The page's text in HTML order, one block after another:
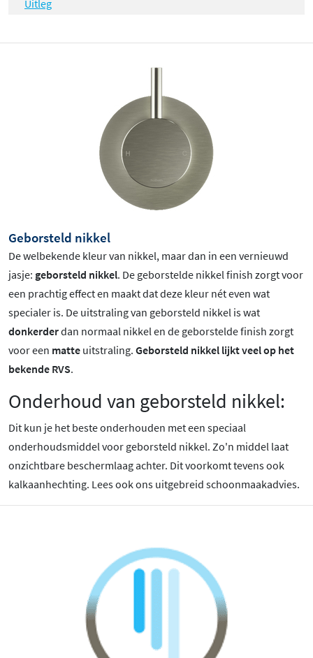
Uitleg
Geborsteld nikkel
De welbekende kleur van nikkel, maar dan in een vernieuwd
jasje: geborsteld nikkel. De geborstelde nikkel finish zorgt voor
een prachtig effect en maakt dat deze kleur nét even wat
specialer is. De uitstraling van geborsteld nikkel is wat
donkerderdan normaal nikkel en de geborstelde finish zorgt
voor een matte uitstraling. Geborsteld nikkel lijkt veel op het
bekende RVS.
Onderhoud van geborsteld nikkel:
Dit kun je het beste onderhouden met een speciaal
onderhoudsmiddel voor geborsteld nikkel. Zo'n middel laat
onzichtbare beschermlaag achter. Dit voorkomt tevens ook
kalkaanhechting. Lees ook ons uitgebreid schoonmaakadvies.